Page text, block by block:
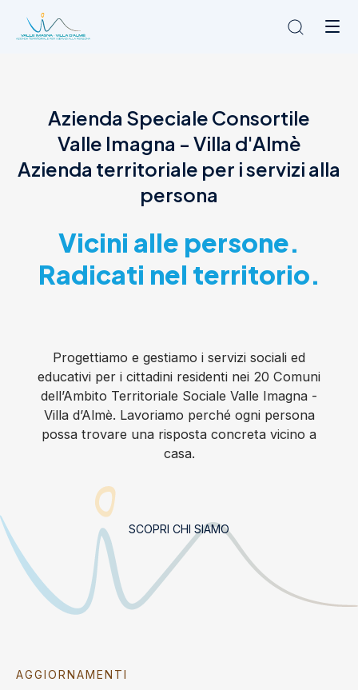
L'Ambito
Cosa facciamo
News
Amministrazione trasparente
Azienda Speciale Consortile
Valle Imagna - Villa d'Almè
Azienda territoriale per i servizi alla
persona
Vicini alle persone.
Radicati nel territorio.
Progettiamo e gestiamo i servizi sociali ed
educativi per i cittadini residenti nei 20 Comuni
dell’Ambito Territoriale Sociale Valle Imagna -
Villa d’Almè. Lavoriamo perché ogni persona
possa trovare una risposta concreta vicino a
casa.
SCOPRI CHI SIAMO
AGGIORNAMENTI